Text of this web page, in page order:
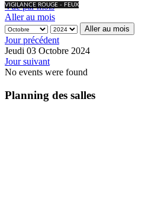
VIGILANCE ROUGE - FEUX
Vue par mois
Aller au mois
Aller au mois
Jour précédent
Jeudi 03 Octobre 2024
Jour suivant
No events were found
Planning des salles